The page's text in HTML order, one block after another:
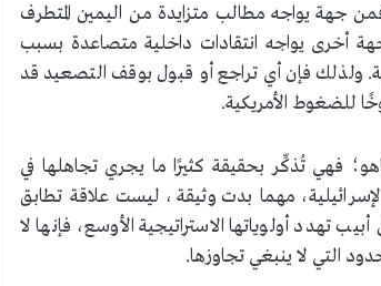
جهة يواجه مطالب متزايدة من اليمين المتطرف
أخرى يواجه انتقادات داخلية متصاعدة بسبب
ولذلك فإن أي تراجع أو قبول بوقف التصعيد قد
للضغوط الأمريكية.
فهي تُذكِّر بحقيقة كثيرًا ما يجري تجاهلها في
مهما بدت وثيقة، ليست علاقة تطابق
أولوياتها الاستراتيجية الأوسع، فإنها لا
التي لا ينبغي تجاوزها.